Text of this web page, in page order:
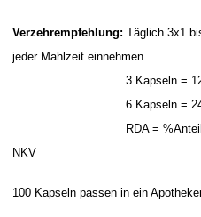
Verzehrempfehlung: Täglich 3x1
jeder Mahlzeit einnehmen.
3 Kapseln = 12mg
6 Kapseln = 24mg
RDA = %Anteil der
NKV
100 Kapseln passen in ein